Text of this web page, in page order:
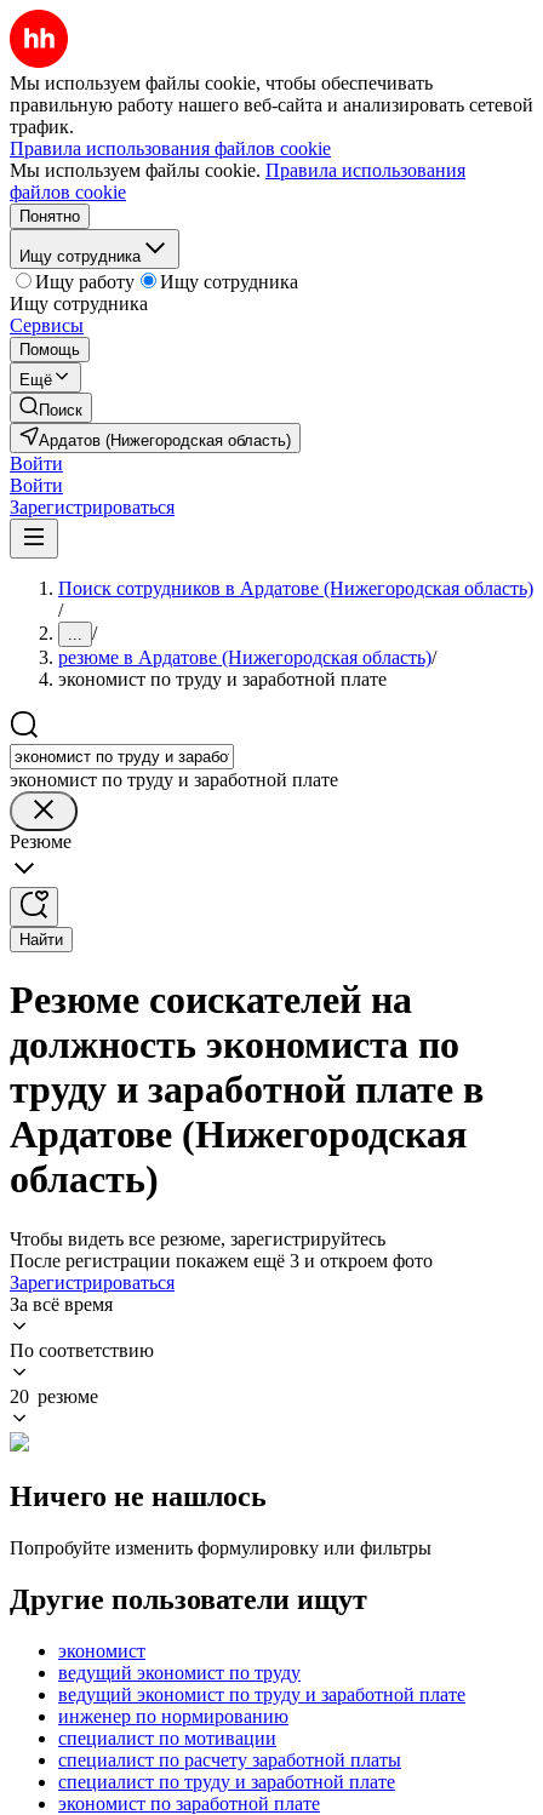
Мы используем файлы cookie, чтобы обеспечивать
правильную работу нашего веб-сайта и анализировать сетевой
трафик.
Правила использования файлов cookie
Мы используем файлы cookie. Правила использования
файлов cookie
Понятно
Ищу сотрудника
Ищу работу
Ищу сотрудника
Ищу сотрудника
Сервисы
Помощь
Ещё
Поиск
Ардатов (Нижегородская область)
Войти
Войти
Зарегистрироваться
Поиск сотрудников в Ардатове (Нижегородская область)
/
... /
резюме в Ардатове (Нижегородская область)/
экономист по труду и заработной плате
экономист по труду и заработной плате
Резюме
Найти
Резюме соискателей на
должность экономиста по
труду и заработной плате в
Ардатове (Нижегородская
область)
Чтобы видеть все резюме, зарегистрируйтесь
После регистрации покажем ещё 3 и откроем фото
Зарегистрироваться
За всё время
По соответствию
20 резюме
Ничего не нашлось
Попробуйте изменить формулировку или фильтры
Другие пользователи ищут
экономист
ведущий экономист по труду
ведущий экономист по труду и заработной плате
инженер по нормированию
специалист по мотивации
специалист по расчету заработной платы
специалист по труду и заработной плате
экономист по заработной плате